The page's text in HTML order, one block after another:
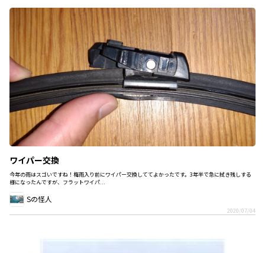
ワイパー交換
今年の雨はスゴいですね！梅雨入り前にワイパー交換しててよかったです。3年半で急に拭き残しする
様になったんですが、フラットワイパ...
Sの怪人
2020/07/04